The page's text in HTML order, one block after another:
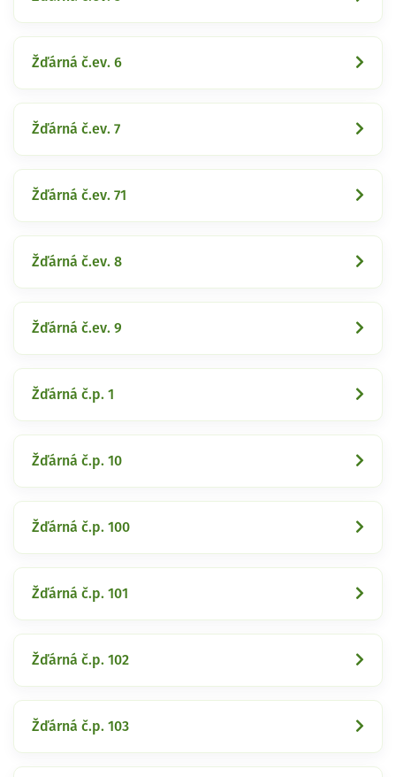
Žďárná č.ev. 6
Žďárná č.ev. 7
Žďárná č.ev. 71
Žďárná č.ev. 8
Žďárná č.ev. 9
Žďárná č.p. 1
Žďárná č.p. 10
Žďárná č.p. 100
Žďárná č.p. 101
Žďárná č.p. 102
Žďárná č.p. 103